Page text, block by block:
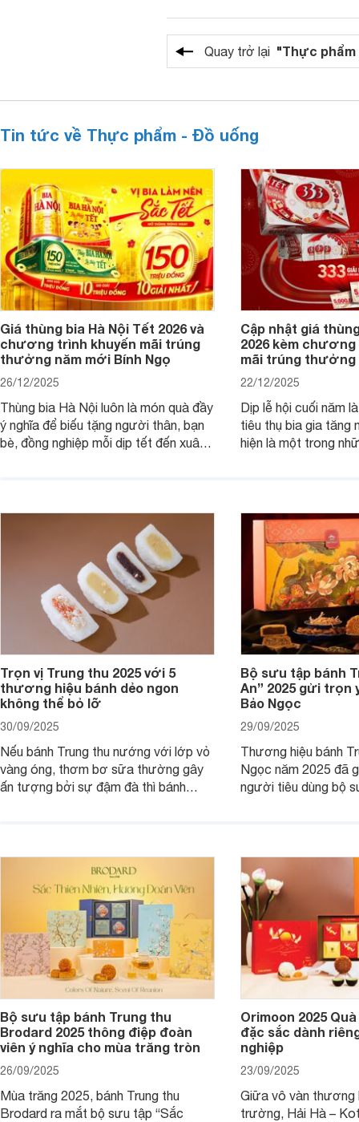
Quay trở lại "Thực
Tin tức về Thực phẩm - Đồ uống
Giá thùng bia Hà Nội Tết 2026 và
chương trình khuyến mãi trúng
thưởng năm mới Bính Ngọ
26/12/2025
Thùng bia Hà Nội luôn là món quà đầy
ý nghĩa để biếu tặng người thân, bạn
bè, đồng nghiệp mỗi dịp tết đến xuân
trúng thưởng của bia Hà Nội thì dưới
đây là các thông tin hữu ích cho bạn.
Cập nhật giá
2026 kèm
mãi trúng thưởng
22/12/2025
Dịp lễ hội cuối năm
tiêu thụ bia gia tăng
hiện là một trong
trúng thưởng của
Tết Bính Ngọ 2026.
Trọn vị Trung thu 2025 với 5
thương hiệu bánh dẻo ngon
không thể bỏ lỡ
30/09/2025
Nếu bánh Trung thu nướng với lớp vỏ
vàng óng, thơm bơ sữa thường gây
ấn tượng bởi sự đậm đà thì bánh
Bộ sưu tập bánh
An” 2025 gửi
Bảo Ngọc
29/09/2025
Thương hiệu bánh
Ngọc năm 2025 đã
người tiêu dùng bộ
sưu tập này nhé.
Bộ sưu tập bánh Trung thu
Brodard 2025 thông điệp đoàn
viên ý nghĩa cho mùa trăng tròn
26/09/2025
Mùa trăng 2025, bánh Trung thu
Brodard ra mắt bộ sưu tập “Sắc
Orimoon 2025
đặc sắc dành
nghiệp
23/09/2025
Giữa vô vàn thương
trường, Hải Hà –